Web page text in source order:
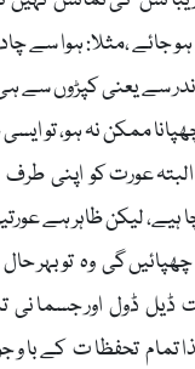
جائے ،مثلا: ہوا سے چادر
سے یعنی کپڑوں سے
ممکن نہ ہو، تو
عورت کو اپنی
لیکن ظاہر ہے
گی وہ تو بہر
ڈیل ڈول اور جسما نی
تمام تحفظا ت کے با و